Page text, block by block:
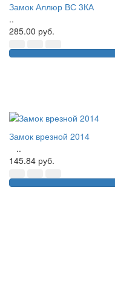
Замок Аллюр ВС 3КА
..
285.00 руб.
Замок врезной 2014
..
145.84 руб.